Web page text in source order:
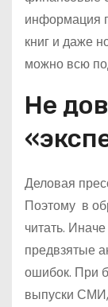
информация
книг и даже
можно всю
Не
Деловая
Поэтому в
читать.
предвзятые
ошибок. При
выпуски